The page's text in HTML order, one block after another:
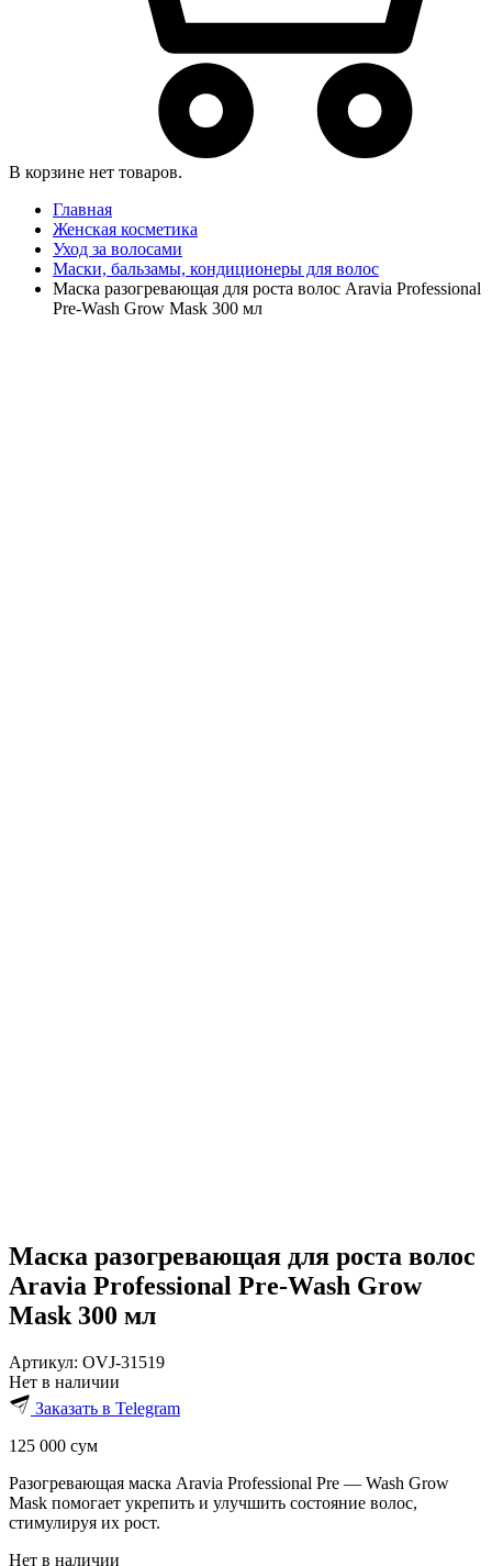
В корзине нет товаров.
Главная
Женская косметика
Уход за волосами
Маски, бальзамы, кондиционеры для волос
Маска разогревающая для роста волос Aravia Professional
Pre-Wash Grow Mask 300 мл
Маска разогревающая для роста волос
Aravia Professional Pre-Wash Grow
Mask 300 мл
Артикул: OVJ-31519
Нет в наличии
Заказать в Telegram
125 000 сум
Разогревающая маска Aravia Professional Pre — Wash Grow
Mask помогает укрепить и улучшить состояние волос,
стимулируя их рост.
Нет в наличии